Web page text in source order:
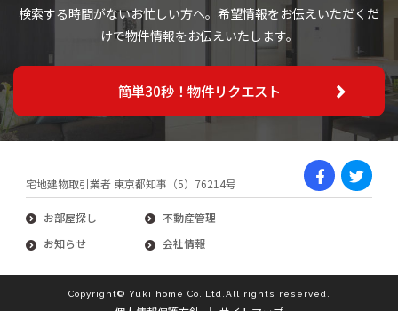
検索する時間がないお忙しい方へ。希望情報をお伝えいただくだ
けで物件情報をお伝えいたします。
簡単30秒！物件リクエスト
宅地建物取引業者 東京都知事（5）76214号
お部屋探し
不動産管理
お知らせ
会社情報
Copyright© Yūki home Co.,Ltd.All rights reserved.